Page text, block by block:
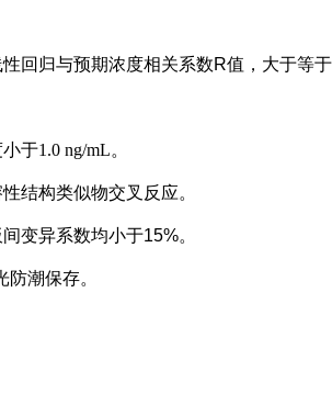
回归与预期浓度相关系数R值，大于等于
小于1.0 ng/mL。
结构类似物交叉反应。
变异系数均小于15%。
潮保存。